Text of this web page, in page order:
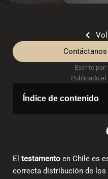
Escrito por:
Publicado el
Índice de contenido
El testamento en Chile es
correcta distribución de los